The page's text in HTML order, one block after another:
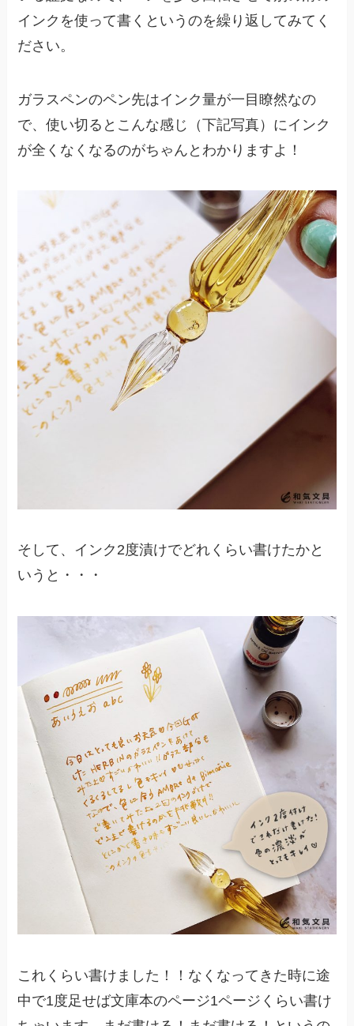
インクを使って書くというのを繰り返してみてく
ださい。
ガラスペンのペン先はインク量が一目瞭然なの
で、使い切るとこんな感じ（下記写真）にインク
が全くなくなるのがちゃんとわかりますよ！
そして、インク2度漬けでどれくらい書けたかと
いうと・・・
これくらい書けました！！なくなってきた時に途
中で1度足せば文庫本のページ1ページくらい書け